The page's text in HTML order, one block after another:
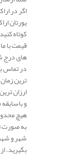
اگر در
یورتان
کوتاه
قیمت با
های درج
در تماس
ترین
ارزان
و
هیچ
به صورت
شهر و
بگیرید.